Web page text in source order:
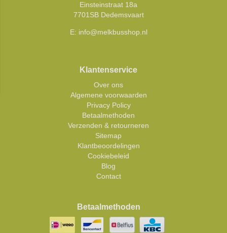
Einsteinstraat 18a
7701SB Dedemsvaart
E: info@melkbusshop.nl
Klantenservice
Over ons
Algemene voorwaarden
Privacy Policy
Betaalmethoden
Verzenden & retourneren
Sitemap
Klantbeoordelingen
Cookiebeleid
Blog
Contact
Betaalmethoden